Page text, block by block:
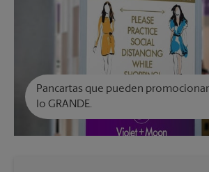
Pancartas que pueden
lo GRANDE.